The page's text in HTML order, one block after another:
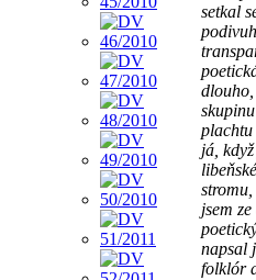
setkal
já,
stromu,
jsem
napsal
folklór